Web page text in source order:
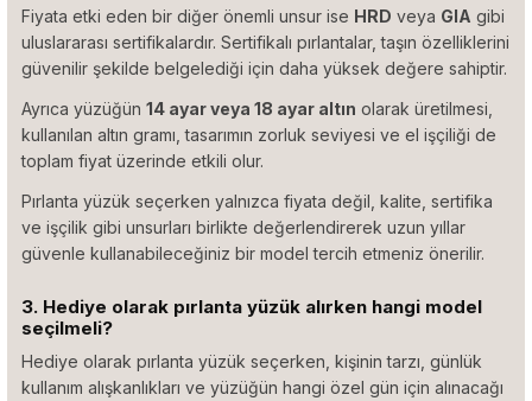
Fiyata etki eden bir diğer önemli unsur ise HRD veya GIA gibi
uluslararası sertifikalardır. Sertifikalı pırlantalar, taşın özelliklerini
güvenilir şekilde belgelediği için daha yüksek değere sahiptir.
Ayrıca yüzüğün 14 ayar veya 18 ayar altın olarak üretilmesi,
kullanılan altın gramı, tasarımın zorluk seviyesi ve el işçiliği de
toplam fiyat üzerinde etkili olur.
Pırlanta yüzük seçerken yalnızca fiyata değil, kalite, sertifika
ve işçilik gibi unsurları birlikte değerlendirerek uzun yıllar
güvenle kullanabileceğiniz bir model tercih etmeniz önerilir.
3. Hediye olarak pırlanta yüzük alırken hangi model
seçilmeli?
Hediye olarak pırlanta yüzük seçerken, kişinin tarzı, günlük
kullanım alışkanlıkları ve yüzüğün hangi özel gün için alınacağı